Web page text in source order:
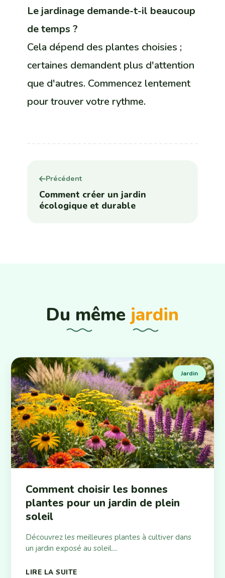
Le jardinage demande-t-il beaucoup
de temps ?
Cela dépend des plantes choisies ;
certaines demandent plus d'attention
que d'autres. Commencez lentement
pour trouver votre rythme.
Précédent
Comment créer un jardin
écologique et durable
Du même jardin
Jardin
Comment choisir les bonnes
plantes pour un jardin de plein
soleil
Découvrez les meilleures plantes à cultiver dans
un jardin exposé au soleil....
LIRE LA SUITE